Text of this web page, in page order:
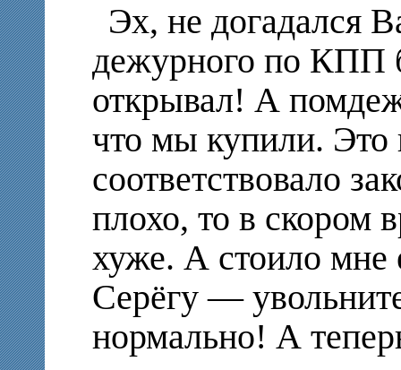
Эх, не догадался
дежурного по КПП
открывал! А помдеж
что мы купили. Это
соответствовало
плохо, то в скором
хуже. А стоило мне
Серёгу —
нормально! А